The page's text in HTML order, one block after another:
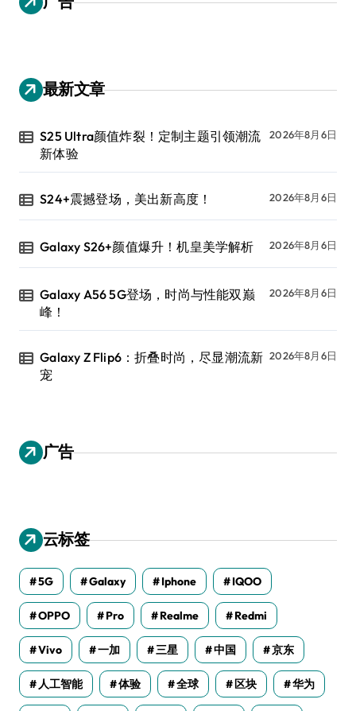
最新文章
S25 Ultra颜值炸裂！定制主题引领潮流
新体验
2026年8月6日
S24+震撼登场，美出新高度！ 2026年8月6日
Galaxy S26+颜值爆升！机皇美学解析 2026年8月6日
Galaxy A56 5G登场，时尚与性能双巅
峰！
2026年8月6日
Galaxy Z Flip6：折叠时尚，尽显潮流新
宠
2026年8月6日
广告
云标签
5G Galaxy Iphone IQOO
OPPO Pro Realme Redmi
Vivo 一加 三星 中国 京东
人工智能 体验 全球 区块 华为